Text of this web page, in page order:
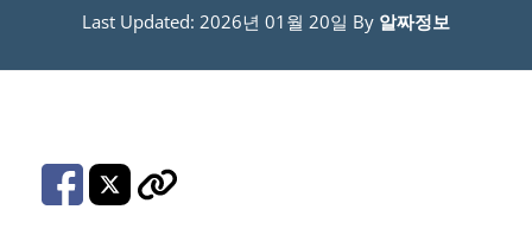
Last Updated: 2026년 01월 20일 By 알짜정보